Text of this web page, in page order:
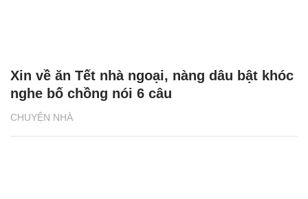
CHUYỆN NHÀ
Xin về ăn Tết nhà ngoại, nàng dâu bật khóc
nghe bố chồng nói 6 câu